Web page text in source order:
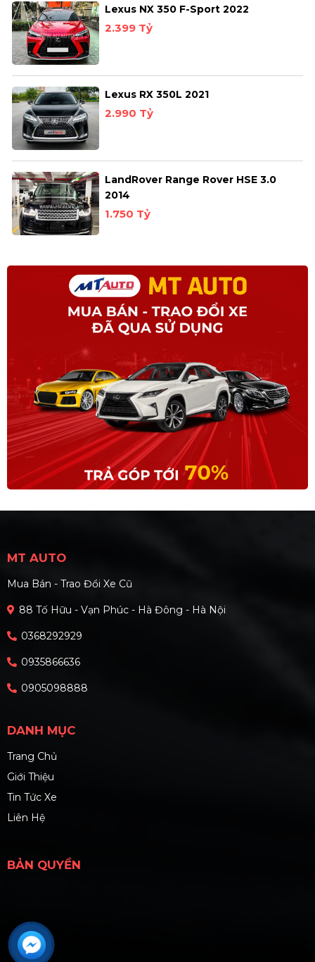
Lexus NX 350 F-Sport 2022
2.399 Tỷ
Lexus RX 350L 2021
2.990 Tỷ
LandRover Range Rover HSE 3.0
2014
1.750 Tỷ
MT AUTO
Mua Bán - Trao Đổi Xe Cũ
88 Tố Hữu - Vạn Phúc - Hà Đông - Hà Nội
0368292929
0935866636
0905098888
DANH MỤC
Trang Chủ
Giới Thiệu
Tin Tức Xe
Liên Hệ
BẢN QUYỀN